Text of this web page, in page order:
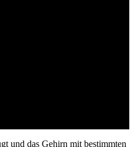
und das Gehirn mit bestimmten